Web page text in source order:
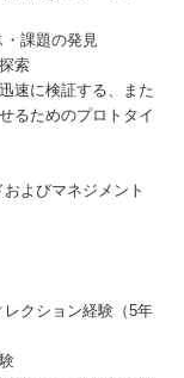
・課題の発見
索
速に検証する、また
るためのプロトタイ
よびマネジメント
レクション経験（5年